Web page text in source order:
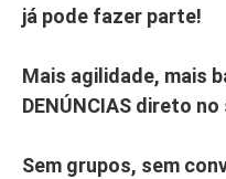
já pode fazer parte!
Mais agilidade, mais
DENÚNCIAS direto
Sem grupos, sem